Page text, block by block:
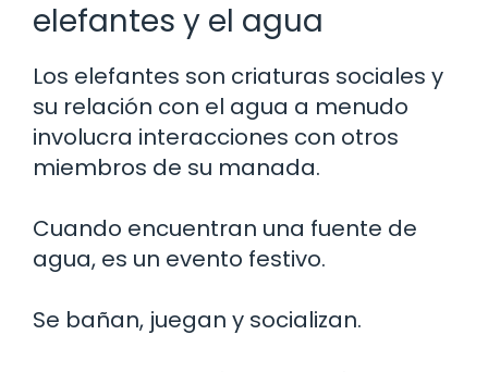
elefantes y el agua
Los elefantes son criaturas sociales y
su relación con el agua a menudo
involucra interacciones con otros
miembros de su manada.
Cuando encuentran una fuente de
agua, es un evento festivo.
Se bañan, juegan y socializan.